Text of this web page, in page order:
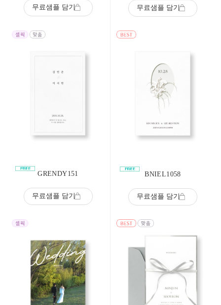
무료샘플 담기 무료샘플 담기
GRENDY151
무료샘플 담기
BNIEL1058
무료샘플 담기